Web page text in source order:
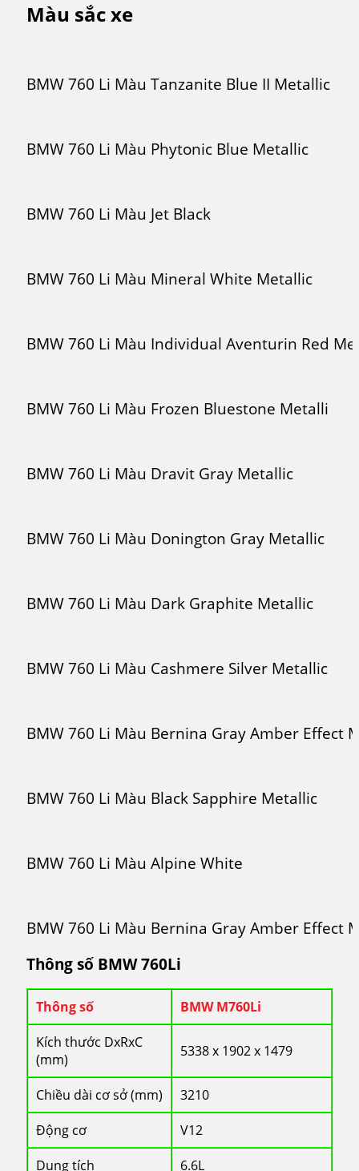
Màu sắc xe
BMW 760 Li Màu Tanzanite Blue II Metallic
BMW 760 Li Màu Phytonic Blue Metallic
BMW 760 Li Màu Jet Black
BMW 760 Li Màu Mineral White Metallic
BMW 760 Li Màu Individual Aventurin Red
BMW 760 Li Màu Frozen Bluestone Metalli
BMW 760 Li Màu Dravit Gray Metallic
BMW 760 Li Màu Donington Gray Metallic
BMW 760 Li Màu Dark Graphite Metallic
BMW 760 Li Màu Cashmere Silver Metallic
BMW 760 Li Màu Bernina Gray Amber Effect
BMW 760 Li Màu Black Sapphire Metallic
BMW 760 Li Màu Alpine White
BMW 760 Li Màu Bernina Gray Amber Effect
Thông số BMW 760Li
Thông số
BMW M760Li
Kích thước DxRxC
(mm)
5338 x 1902 x 1479
Chiều dài cơ sở (mm)
3210
Động cơ
V12
Dung tích
6.6L